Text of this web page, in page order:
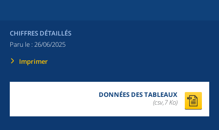
CHIFFRES DÉTAILLÉS
Paru le : 26/06/2025
Imprimer
DONNÉES DES TABLEAUX
(csv,7 Ko)